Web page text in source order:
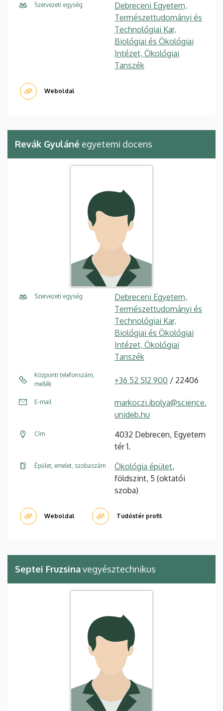
Szervezeti egység
Debreceni Egyetem,
Természettudományi és
Technológiai Kar,
Biológiai és Ökológiai
Intézet, Ökológiai
Tanszék
Weboldal
Revák Gyuláné egyetemi docens
Szervezeti egység
Debreceni Egyetem,
Természettudományi és
Technológiai Kar,
Biológiai és Ökológiai
Intézet, Ökológiai
Tanszék
Központi telefonszám,
mellék
+36 52 512 900 / 22406
E-mail
markoczi.ibolya@science.
unideb.hu
Cím
4032 Debrecen, Egyetem
tér 1.
Épület, emelet, szobaszám Ökológia épület,
földszint, 5 (oktatói
szoba)
Weboldal Tudóstér profil
Septei Fruzsinavegyésztechnikus